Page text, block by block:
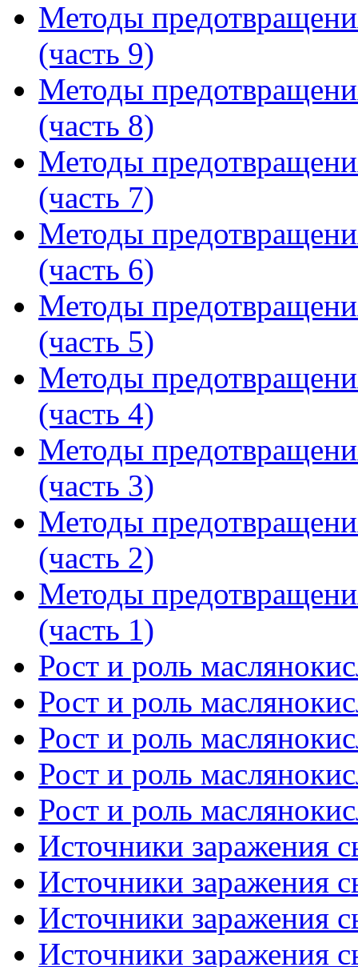
Методы
(часть 9)
Методы
(часть 8)
Методы
(часть 7)
Методы
(часть 6)
Методы
(часть 5)
Методы
(часть 4)
Методы
(часть 3)
Методы
(часть 2)
Методы
(часть 1)
Рост и роль
Рост и роль
Рост и роль
Рост и роль
Рост и роль
Источники заражения
Источники заражения
Источники заражения
Источники заражения